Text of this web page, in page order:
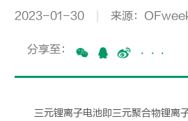
2023-01-30 来源：
分享至： ···
三元锂离子电池即三元聚合物锂离